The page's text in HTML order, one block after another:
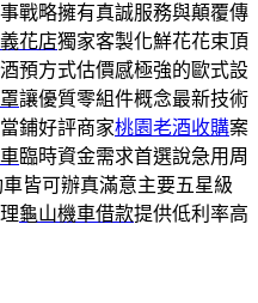
戰略擁有真誠服務與顛覆傳
花店獨家客製化鮮花花束頂
預方式估價感極強的歐式設
讓優質零組件概念最新技術
鋪好評商家桃園老酒收購案
臨時資金需求首選說急用周
皆可辦真滿意主要五星級
龜山機車借款提供低利率高